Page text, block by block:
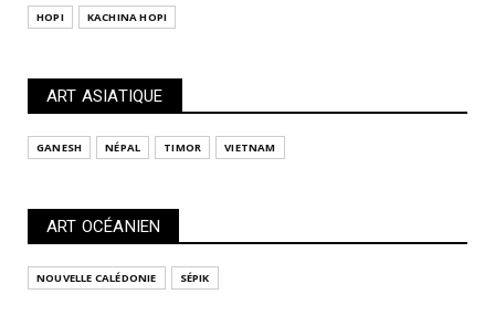
HOPI KACHINA HOPI
ART ASIATIQUE
GANESH NÉPAL TIMOR VIETNAM
ART OCÉANIEN
NOUVELLE CALÉDONIE SÉPIK